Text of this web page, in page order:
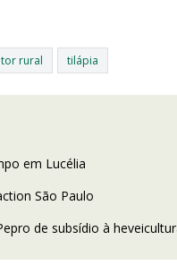
rural tilápia
em Lucélia
São Paulo
de subsídio à